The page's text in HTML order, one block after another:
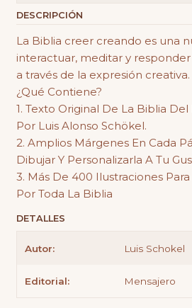
DESCRIPCIÓN
La Biblia creer creando es una
interactuar, meditar y responder
a través de la expresión creativa.
¿Qué Contiene?
1. Texto Original De La Biblia
Por Luis Alonso Schökel.
2. Amplios Márgenes En Cada
Dibujar Y Personalizarla A Tu
3. Más De 400 Ilustraciones
Por Toda La Biblia
DETALLES
Autor: Luis Schokel
Editorial: Mensajero